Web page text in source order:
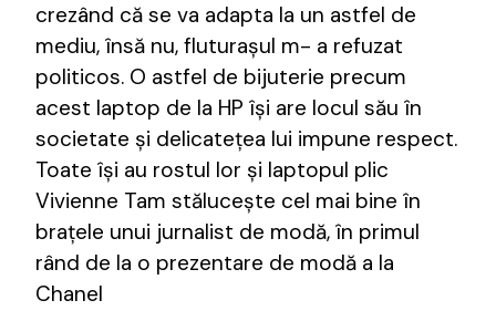
crezând că se va adapta la un astfel de
mediu, însă nu, fluturașul m- a refuzat
politicos. O astfel de bijuterie precum
acest laptop de la HP își are locul său în
societate și delicatețea lui impune respect.
Toate își au rostul lor și laptopul plic
Vivienne Tam stălucește cel mai bine în
brațele unui jurnalist de modă, în primul
rând de la o prezentare de modă a la
Chanel